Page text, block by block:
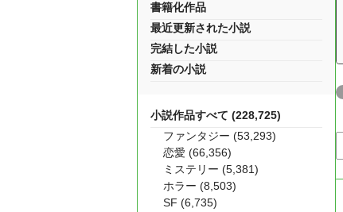
書籍化作品
最近更新された小説
完結した小説
新着の小説
小説作品すべて (228,725)
ファンタジー (53,293)
恋愛 (66,356)
ミステリー (5,381)
ホラー (8,503)
SF (6,735)